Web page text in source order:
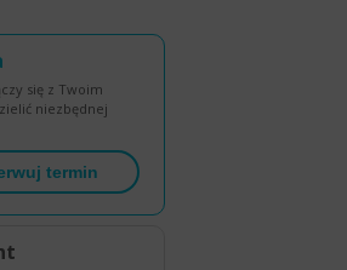
się z Twoim
niezbędnej
termin